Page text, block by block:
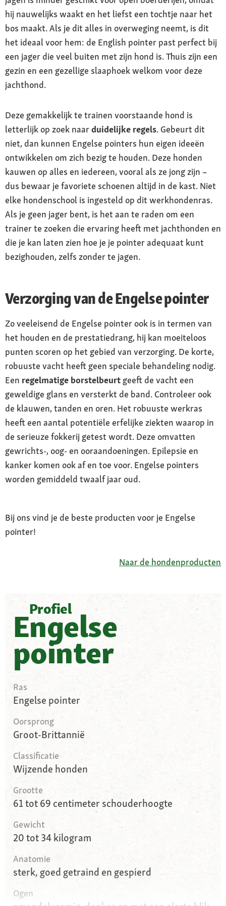
hij nauwelijks waakt en het liefst een tochtje naar het
bos maakt. Als je dit alles in overweging neemt, is dit
het ideaal voor hem: de English pointer past perfect bij
een jager die veel buiten met zijn hond is. Thuis zijn een
gezin en een gezellige slaaphoek welkom voor deze
jachthond.
Deze gemakkelijk te trainen voorstaande hond is
letterlijk op zoek naarduidelijke regels. Gebeurt dit
niet, dan kunnen Engelse pointers hun eigen ideeën
ontwikkelen om zich bezig te houden. Deze honden
kauwen op alles en iedereen, vooral als ze jong zijn –
dus bewaar je favoriete schoenen altijd in de kast. Niet
elke hondenschool is ingesteld op dit werkhondenras.
Als je geen jager bent, is het aan te raden om een
trainer te zoeken die ervaring heeft met jachthonden en
die je kan laten zien hoe je je pointer adequaat kunt
bezighouden, zelfs zonder te jagen.
Verzorging van de Engelse pointer
Zo veeleisend de Engelse pointer ook is in termen van
het houden en de prestatiedrang, hij kan moeiteloos
punten scoren op het gebied van verzorging. De korte,
robuuste vacht heeft geen speciale behandeling nodig.
Een regelmatige borstelbeurt geeft de vacht een
geweldige glans en versterkt de band. Controleer ook
de klauwen, tanden en oren. Het robuuste werkras
heeft een aantal potentiële erfelijke ziekten waarop in
de serieuze fokkerij getest wordt. Deze omvatten
gewrichts-, oog- en ooraandoeningen. Epilepsie en
kanker komen ook af en toe voor. Engelse pointers
worden gemiddeld twaalf jaar oud.
Bij ons vind je de beste producten voor je Engelse
pointer!
Naar de hondenproducten
Profiel
Engelse
pointer
Ras
Engelse pointer
Oorsprong
Groot-Brittannië
Classificatie
Wijzende honden
Grootte
61 tot 69 centimeter schouderhoogte
Gewicht
20 tot 34 kilogram
Anatomie
sterk, goed getraind en gespierd
Ogen